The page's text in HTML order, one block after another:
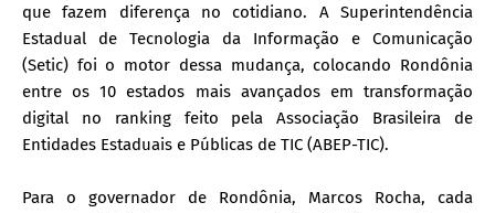
que fazem diferença no cotidiano. A Superintendência
Estadual de Tecnologia da Informação e Comunicação
(Setic) foi o motor dessa mudança, colocando Rondônia
entre os 10 estados mais avançados em transformação
digital no ranking feito pela Associação Brasileira de
Entidades Estaduais e Públicas de TIC (ABEP-TIC).
Para o governador de Rondônia, Marcos Rocha, cada